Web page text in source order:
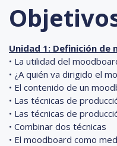
Unidad 1: Definición de
• La utilidad del
• ¿A quién va dirigido el
• El contenido de un
• Las técnicas de
• Las técnicas de
• Combinar dos técnicas
• El moodboard como